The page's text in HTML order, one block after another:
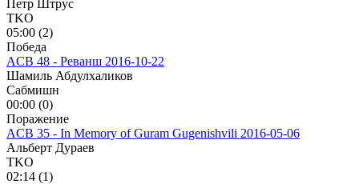
Петр Штрус
TKO
05:00 (2)
Победа
ACB 48 - Реванш 2016-10-22
Шамиль Абдулхаликов
Сабмишн
00:00 (0)
Поражение
ACB 35 - In Memory of Guram Gugenishvili 2016-05-06
Альберт Дураев
TKO
02:14 (1)